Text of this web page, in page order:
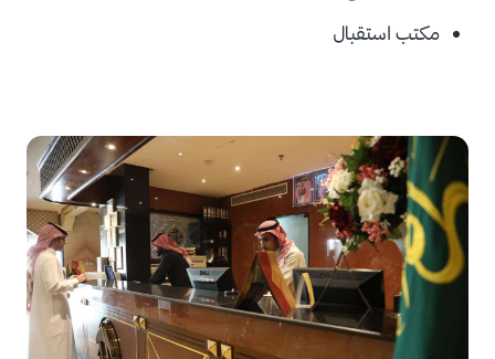
مكتب استقبال